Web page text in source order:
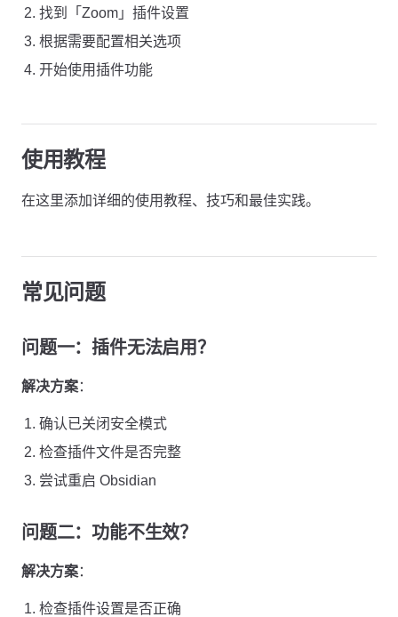
找到「Zoom」插件设置
根据需要配置相关选项
开始使用插件功能
使用教程
在这里添加详细的使用教程、技巧和最佳实践。
常见问题
问题一：插件无法启用？
解决方案：
确认已关闭安全模式
检查插件文件是否完整
尝试重启 Obsidian
问题二：功能不生效？
解决方案：
检查插件设置是否正确